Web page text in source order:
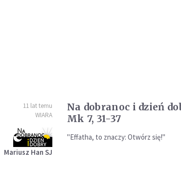
11 lat temu
WIARA
Mariusz Han SJ
Na dobranoc i dzień
Mk 7, 31-37
"Effatha, to znaczy: Otwórz się!"